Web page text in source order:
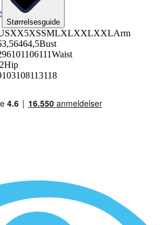
Størrelsesguide